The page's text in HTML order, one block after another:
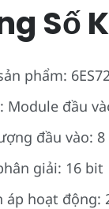
Số
phẩm:
Module đầu
đầu vào: 8
giải: 16 bit
áp hoạt động: